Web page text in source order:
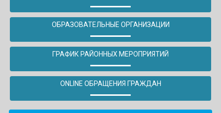
ОБРАЗОВАТЕЛЬНЫЕ ОРГАНИЗАЦИИ
ГРАФИК РАЙОННЫХ МЕРОПРИЯТИЙ
ONLINE ОБРАЩЕНИЯ ГРАЖДАН